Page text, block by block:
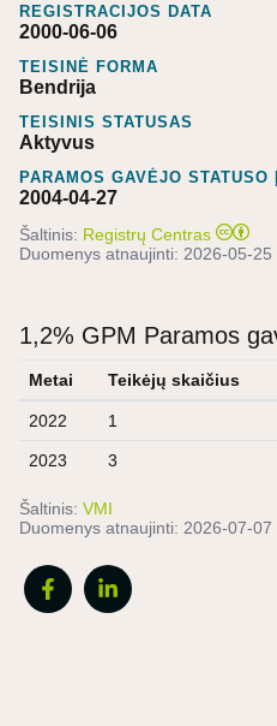
REGISTRACIJOS DATA
2000-06-06
TEISINĖ FORMA
Bendrija
TEISINIS STATUSAS
Aktyvus
PARAMOS GAVĖJO
2004-04-27
Šaltinis: Registrų Centras
Duomenys atnaujinti: 2026-05-25
1,2% GPM Paramos
Metai Teikėjų skaičius
2022 1
2023 3
Šaltinis: VMI
Duomenys atnaujinti: 2026-07-07